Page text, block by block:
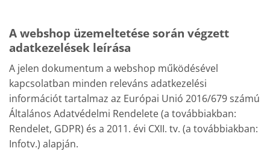
A webshop üzemeltetése során végzett
adatkezelések leírása
A jelen dokumentum a webshop működésével
kapcsolatban minden releváns adatkezelési
információt tartalmaz az Európai Unió 2016/679 számú
Általános Adatvédelmi Rendelete (a továbbiakban:
Rendelet, GDPR) és a 2011. évi CXII. tv. (a továbbiakban:
Infotv.) alapján.